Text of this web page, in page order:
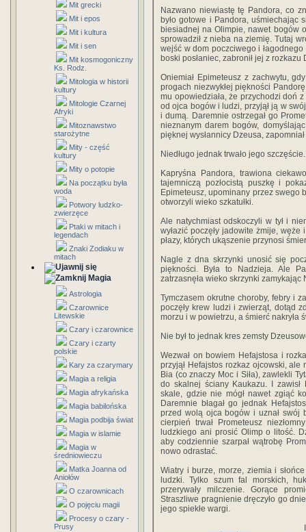
Mit grecki
Mit i epos
Mit i kultura
Mit i sen
Mit kosmogoniczny
Ks. Rodz.
Mitologia w historii
kultury
Mitologie Czarnej
Afryki
Mitoznawstwo
starożytne
Mity - część
kultury
Mity o potopie
Na początku była
woda
Potwory ludzko-
zwierzęce
Ptaki w mitach i
legendach
Znaki Zodiaku w
mitach
Magia
Astrologia
Czarownice
Litewskie
Czary i czarownice
Czary i czarty
polskie
Kary za czarymary
Magia a religia
Magia afrykańska
Magia babilońska
Magia podbija świat
Magia w islamie
Magia w
średniowieczu
Matka Joanna od
Aniołów
O czarownicach
O pojęciu magii
Procesy o czary -
Prusy
Nazwano niewiastę tę Pandora, co
było gotowe i Pandora, uśmiechając
biesiadnej na Olimpie, nawet bogów
sprowadził z nieba na ziemię. Tutaj
wejść w dom poczciwego i
boski posłaniec, zabronił jej z rozkazu
Oniemiał Epimeteusz z zachwytu,
progach niezwykłej piękności
mu opowiedziała, że przychodzi doń
od ojca bogów i ludzi, przyjął ją w
i dumą. Daremnie ostrzegał go
nieznanym darem bogów,
pięknej wysłannicy Dzeusa,
Niedługo jednak trwało jego szczęście.
Kapryśna Pandora, trawiona
tajemniczą pozłocistą puszkę i
Epimeteusz, upominany przez swego
otworzyli wieko szkatułki.
Ale natychmiast odskoczyli w tył i
wyłazić poczęły jadowite żmije,
płazy, których ukąszenie przynosi
Nagle z dna skrzynki unosić się
piękności. Była to Nadzieja. Ale
zatrzasnęła wieko skrzynki zamykając
Tymczasem okrutne choroby, febry i
poczęły krew ludzi i zwierząt, dotąd
morzu i w powietrzu, a śmierć nakryła
Nie był to jednak kres zemsty
Wezwał on bowiem Hefajstosa i
przyjął Hefajstos rozkaz ojcowski,
Bia (co znaczy Moc i Siła), zawlekli
do skalnej ściany Kaukazu. I
skale, gdzie nie mógł nawet zgiąć
Daremnie błagał go jednak
przed wolą ojca bogów i uznał swój
cierpień trwał Prometeusz
ludzkiego ani prosić Olimp o litość.
aby codziennie szarpał wątrobę
nowo odrastać.
Wiatry i burze, morze, ziemia i
ludzki. Tylko szum fal morskich,
przerywały milczenie. Gorące
Straszliwe pragnienie dręczyło go
jego spiekłe wargi.